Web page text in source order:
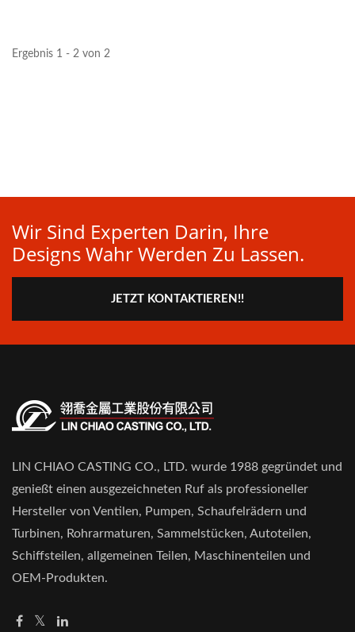
Ergebnis 1 - 2 von 2
Wir Sind Experten Darin, Ihre
Designs Wahr Werden Zu Lassen.
JETZT KONTAKTIEREN!!
LIN CHIAO CASTING CO., LTD. wurde 1988 gegründet und
genießt einen ausgezeichneten Ruf als professioneller
Hersteller von Ventilen, Pumpen, Schaufelrädern und
Turbinen, Rohrarmaturen, Sammelstücken, Autoteilen,
Schiffsteilen, allgemeinen Teilen, Maschinenteilen und
OEM-Produkten.